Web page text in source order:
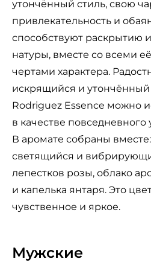
утончённый стиль, свою
привлекательность и
способствуют раскрытию
натуры, вместе со всеми
чертами характера.
искрящийся и утончённый
Rodriguez Essence можно
в качестве повседневного
В аромате собраны
светящийся и
лепестков розы, облако
и капелька янтаря. Это
чувственное и яркое.
Мужские